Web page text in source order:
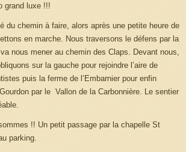
grand luxe !!!
du chemin à faire, alors après une petite heure de
en marche. Nous traversons le défens par la
nous mener au chemin des Claps. Devant nous,
sur la gauche pour rejoindre l’aire de
puis la ferme de l’Embarnier pour enfin
par le Vallon de la Carbonnière. Le sentier
!! Un petit passage par la chapelle St
parking.